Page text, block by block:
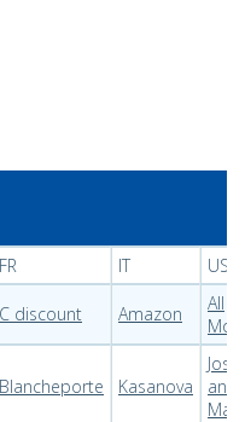
FR IT USA
C discount Amazon
All
Blancheporte Kasanova
Joss
and
Main